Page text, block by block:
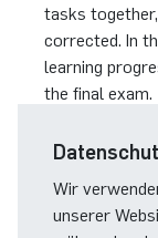
tasks
corrected. In
learning
the final exam.
topic to other
semester).
Wir
unserer